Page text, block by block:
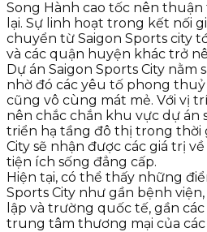
Song Hành cao tốc nên
lại. Sự linh hoạt trong kết nối
chuyển từ Saigon Sports city
và các quận huyện khác trở
Dự án Saigon Sports City nằm
nhờ đó các yêu tố phong
cũng vô cùng mát mẻ. Với vị
nên chắc chắn khu vực dự
triển hạ tầng đô thị trong thời
City sẽ nhận được các giá trị
tiện ích sống đẳng cấp.
Hiện tại, có thể thấy những
Sports City như gần bệnh
lập và trường quốc tế, gần
trung tâm thương mại của các